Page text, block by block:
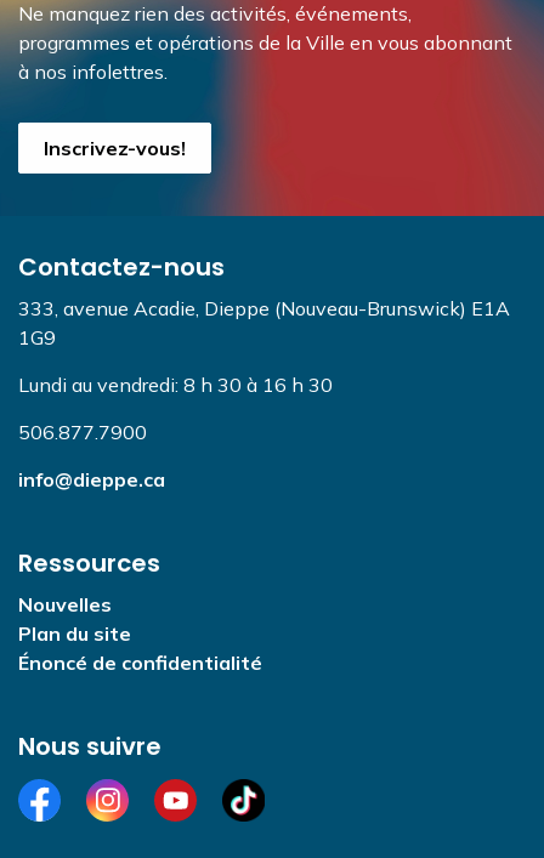
Ne manquez rien des activités, événements,
programmes et opérations de la Ville en vous abonnant
à nos infolettres.
Inscrivez-vous!
Contactez-nous
333, avenue Acadie, Dieppe (Nouveau-Brunswick) E1A
1G9
Lundi au vendredi: 8 h 30 à 16 h 30
506.877.7900
info@dieppe.ca
Ressources
Nouvelles
Plan du site
Énoncé de confidentialité
Nous suivre
FacebookInstagramYouTubeTikTok